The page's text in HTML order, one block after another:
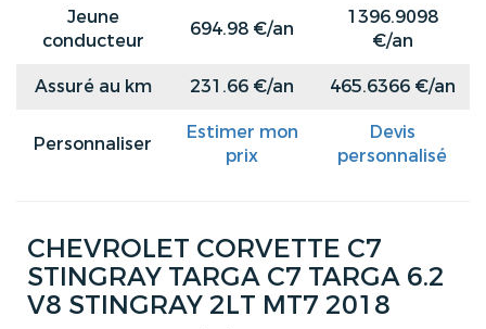
Jeune
conducteur
694.98 €/an
1396.9098
€/an
Assuré au km
231.66 €/an 465.6366 €/an
Personnaliser
Estimer mon
prix
Devis
personnalisé
CHEVROLET CORVETTE C7
STINGRAY TARGA C7 TARGA 6.2
V8 STINGRAY 2LT MT7 2018